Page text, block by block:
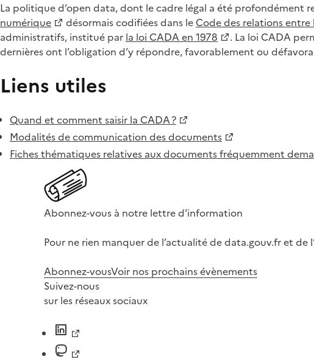
La politique d’open data, dont le cadre légal a été profondément
numérique
désormais codifiées dans le Code des relations
administratifs, institué par la loi CADA en 1978
. La loi CADA
dernières ont l’obligation d’y répondre, favorablement ou
Liens utiles
Quand et comment saisir la CADA ?
Modalités de communication des documents
Fiches thématiques relatives aux documents fréquemment
Abonnez-vous à notre lettre d'information
Pour ne rien manquer de l’actualité de data.gouv.fr et
Abonnez-vousVoir nos prochains évènements
Suivez-nous
sur les réseaux sociaux